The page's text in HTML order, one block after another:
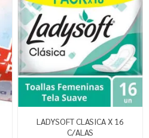
LADYSOFT CLASICA X 16
C/ALAS